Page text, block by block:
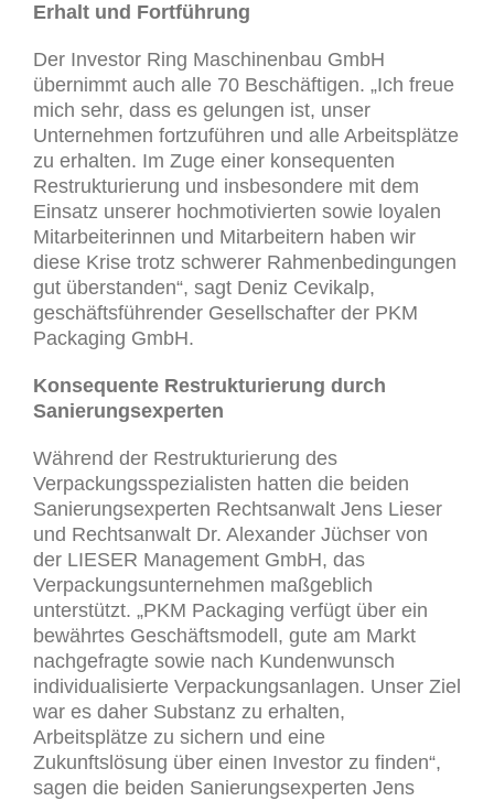
Erhalt und Fortführung
Der Investor Ring Maschinenbau GmbH
übernimmt auch alle 70 Beschäftigen. „Ich freue
mich sehr, dass es gelungen ist, unser
Unternehmen fortzuführen und alle Arbeitsplätze
zu erhalten. Im Zuge einer konsequenten
Restrukturierung und insbesondere mit dem
Einsatz unserer hochmotivierten sowie loyalen
Mitarbeiterinnen und Mitarbeitern haben wir
diese Krise trotz schwerer Rahmenbedingungen
gut überstanden“, sagt Deniz Cevikalp,
geschäftsführender Gesellschafter der PKM
Packaging GmbH.
Konsequente Restrukturierung durch
Sanierungsexperten
Während der Restrukturierung des
Verpackungsspezialisten hatten die beiden
Sanierungsexperten Rechtsanwalt Jens Lieser
und Rechtsanwalt Dr. Alexander Jüchser von
der LIESER Management GmbH, das
Verpackungsunternehmen maßgeblich
unterstützt. „PKM Packaging verfügt über ein
bewährtes Geschäftsmodell, gute am Markt
nachgefragte sowie nach Kundenwunsch
individualisierte Verpackungsanlagen. Unser Ziel
war es daher Substanz zu erhalten,
Arbeitsplätze zu sichern und eine
Zukunftslösung über einen Investor zu finden“,
sagen die beiden Sanierungsexperten Jens